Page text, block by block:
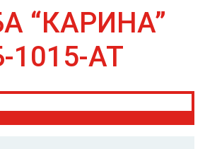
“КАРИНА”
1015-АТ